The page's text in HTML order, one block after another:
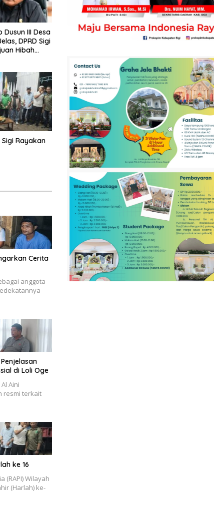
Dusun III Desa
DPRD Sigi
Hibah
Sigi Rayakan
Cerita
anggota
di Loli Oge
Aini
resmi terkait
ke 16
(RAPI) Wilayah
(Harlah) ke-